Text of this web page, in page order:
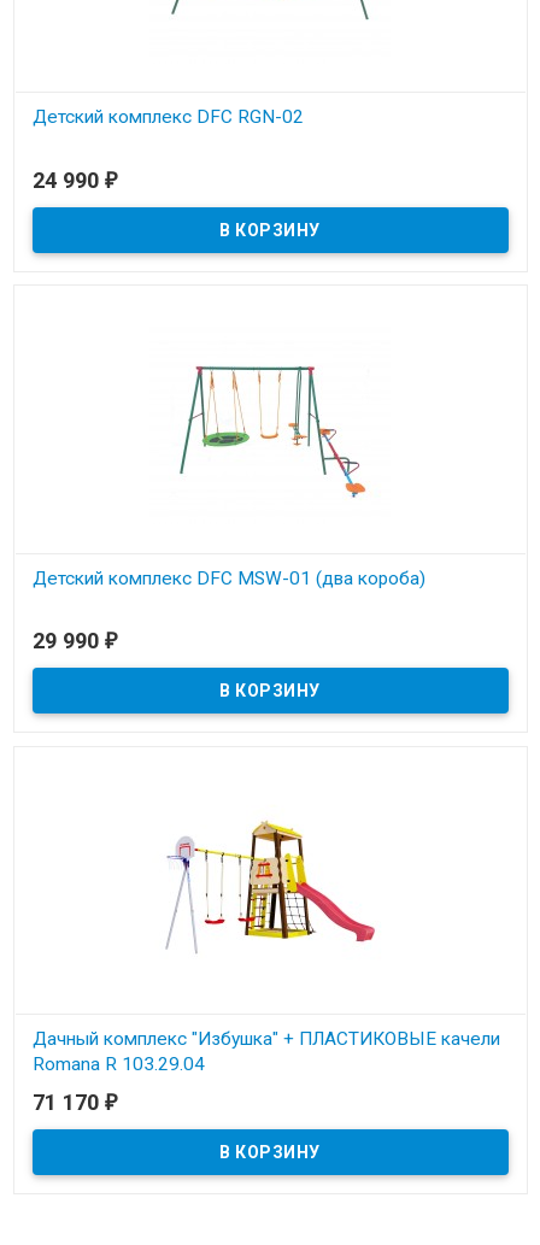
Детский комплекс DFC RGN-02
24 990 ₽
Детский комплекс DFC MSW-01 (два короба)
29 990 ₽
Дачный комплекс "Избушка" + ПЛАСТИКОВЫЕ качели
Romana R 103.29.04
Под заказ
71 170 ₽